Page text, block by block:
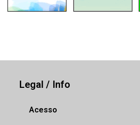
Legal / Info
Acesso